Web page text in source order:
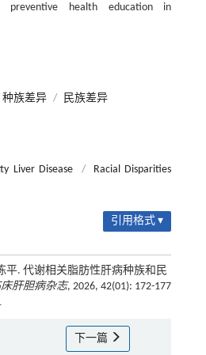
preventive health education in
种族差异 / 民族差异
Liver Disease /
Racial Disparities
引用格式 ▾
平. 代谢相关脂肪性肝病种族和民
肝胆病杂志, 2026, 42(01): 172-177
下一篇